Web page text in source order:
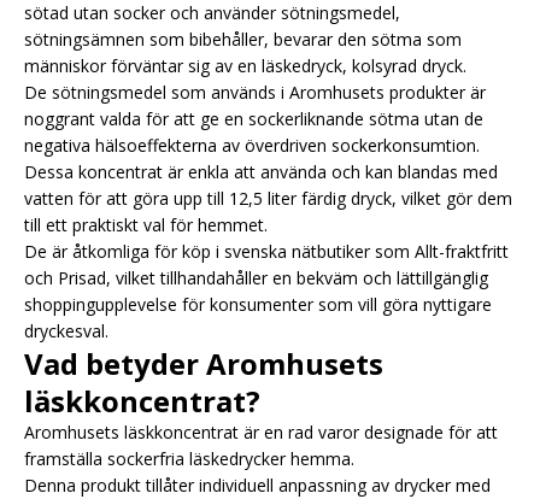
sötad utan socker och använder sötningsmedel,
sötningsämnen som bibehåller, bevarar den sötma som
människor förväntar sig av en läskedryck, kolsyrad dryck.
De sötningsmedel som används i Aromhusets produkter är
noggrant valda för att ge en sockerliknande sötma utan de
negativa hälsoeffekterna av överdriven sockerkonsumtion.
Dessa koncentrat är enkla att använda och kan blandas med
vatten för att göra upp till 12,5 liter färdig dryck, vilket gör dem
till ett praktiskt val för hemmet.
De är åtkomliga för köp i svenska nätbutiker som Allt-fraktfritt
och Prisad, vilket tillhandahåller en bekväm och lättillgänglig
shoppingupplevelse för konsumenter som vill göra nyttigare
dryckesval.
Vad betyder Aromhusets
läskkoncentrat?
Aromhusets läskkoncentrat är en rad varor designade för att
framställa sockerfria läskedrycker hemma.
Denna produkt tillåter individuell anpassning av drycker med